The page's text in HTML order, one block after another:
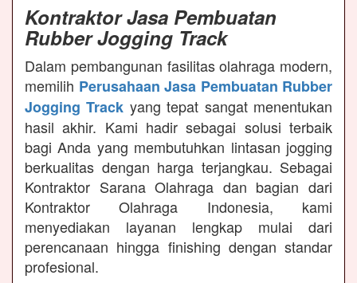
Kontraktor Jasa Pembuatan
Rubber Jogging Track
Dalam pembangunan fasilitas olahraga modern,
memilih Perusahaan Jasa Pembuatan Rubber
Jogging Track yang tepat sangat menentukan
hasil akhir. Kami hadir sebagai solusi terbaik
bagi Anda yang membutuhkan lintasan jogging
berkualitas dengan harga terjangkau. Sebagai
Kontraktor Sarana Olahraga dan bagian dari
Kontraktor Olahraga Indonesia, kami
menyediakan layanan lengkap mulai dari
perencanaan hingga finishing dengan standar
profesional.